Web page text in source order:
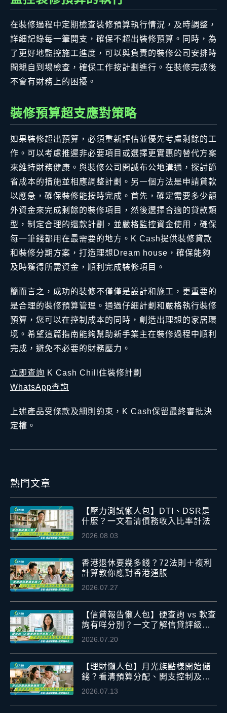
在裝修過程中定期檢查裝修預算執行情況，及時調整，
詳細記錄每一筆開支，確保不超出裝修預算。同時，為
了更好地監控施工進度，可以與負責的裝修公司安排時
間親自到場檢查，確保工作按計劃進行。在裝修完成後
不會有財務上的困擾。
裝修預算超支應對策略
如果裝修超出預算，必須重新評估並優先考慮剩餘的工
作。可以考慮推遲非必要項目或選擇更實惠的替代方案
來維持財務健康。與裝修公司開誠布公地溝通，探討節
省成本的措施並相應調整計劃。另一個方法是申請貸款
以應急，確保裝修能按時完成。首先，確定需要多少額
外資金來完成剩餘的裝修項目，然後選擇合適的貸款類
型，制定合理的還款計劃，並嚴格監控資金使用，確保
每一筆錢都用在最需要的地方。K Cash提供裝修貸款
和裝修分期方案，打造理想Dream house，確保能夠
及時獲得所需資金，順利完成裝修項目。
簡而言之，成功的裝修不僅僅是設計和施工，更重要的
是合理的裝修預算管理。通過仔細計劃和嚴格執行裝修
預算，您可以在控制成本的同時，創造出理想的家居環
境。希望這篇指南能夠幫助新手業主在裝修過程中順利
完成，避免不必要的財務壓力。
立即查詢 K Cash Chill住裝修計劃
WhatsApp查詢
上述產品受條款及細則約束，K Cash保留最終審批決
定權。
熱門文章
【壓力測試懶人包】DTI、DSR是
什麼？一文看清債務收入比率計法
2026.08.03
香港退休要幾多錢？72法則＋複利
計算教你應對香港通脹
2026.07.27
【信貸報告懶人包】硬查詢 vs 軟查
詢有咩分別？一文了解信貸評級及
信貸紀錄影響
2026.07.20
【理財懶人包】月光族點樣開始儲
錢？看清預算分配、開支控制及應
急資金安排
2026.07.13